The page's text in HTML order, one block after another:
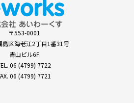
〒553-0001
島区海老江2丁目1番31号
青山ビル6F
06 (4799) 7722
06 (4799) 7721